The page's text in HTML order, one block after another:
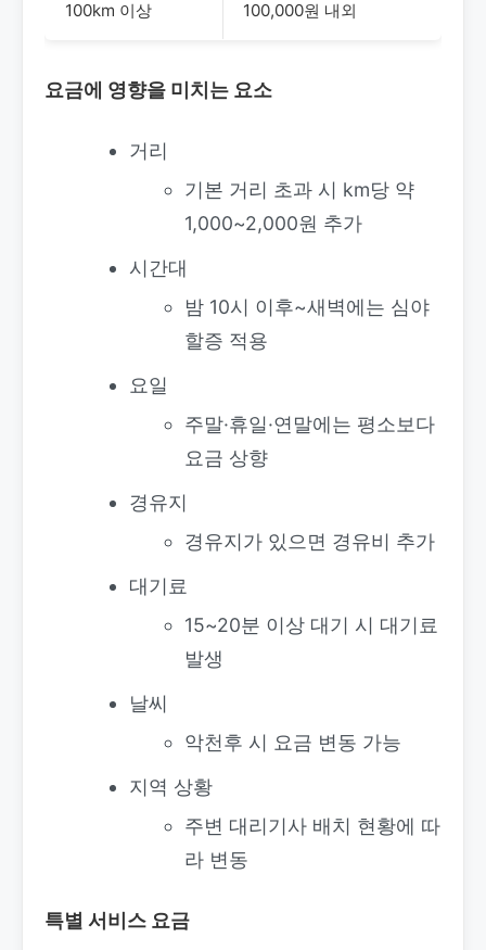
100km 이상 100,000원 내외
요금에 영향을 미치는 요소
거리
기본 거리 초과 시 km당 약
1,000~2,000원 추가
시간대
밤 10시 이후~새벽에는 심야
할증 적용
요일
주말·휴일·연말에는 평소보다
요금 상향
경유지
경유지가 있으면 경유비 추가
대기료
15~20분 이상 대기 시 대기료
발생
날씨
악천후 시 요금 변동 가능
지역 상황
주변 대리기사 배치 현황에 따
라 변동
특별 서비스 요금